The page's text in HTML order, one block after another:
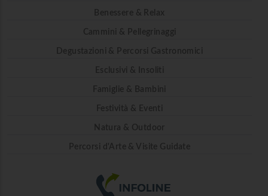
Benessere & Relax
Cammini & Pellegrinaggi
Degustazioni & Percorsi Gastronomici
Esclusivi & Insoliti
Famiglie & Bambini
Festività & Eventi
Natura & Outdoor
Percorsi d'Arte & Visite Guidate